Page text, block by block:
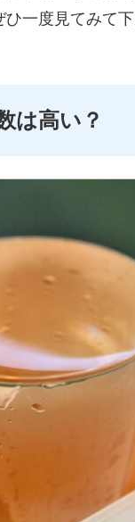
一度見てみて下
は高い？